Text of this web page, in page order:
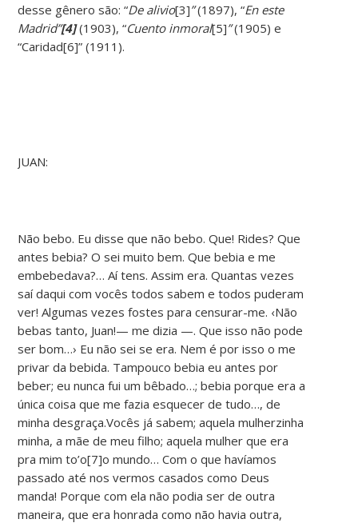
desse gênero são: “De alivio[3]”(1897), “En este
Madrid”[4](1903), “Cuento inmoral[5]”(1905) e
“Caridad[6]” (1911).
JUAN:
Não bebo. Eu disse que não bebo. Que! Rides? Que
antes bebia? O sei muito bem. Que bebia e me
embebedava?… Aí tens. Assim era. Quantas vezes
saí daqui com vocês todos sabem e todos puderam
ver! Algumas vezes fostes para censurar-me. ‹Não
bebas tanto, Juan!— me dizia —. Que isso não pode
ser bom…› Eu não sei se era. Nem é por isso o me
privar da bebida. Tampouco bebia eu antes por
beber; eu nunca fui um bêbado…; bebia porque era a
única coisa que me fazia esquecer de tudo…, de
minha desgraça.Vocês já sabem; aquela mulherzinha
minha, a mãe de meu filho; aquela mulher que era
pra mim to’o[7]o mundo… Com o que havíamos
passado até nos vermos casados como Deus
manda! Porque com ela não podia ser de outra
maneira, que era honrada como não havia outra,